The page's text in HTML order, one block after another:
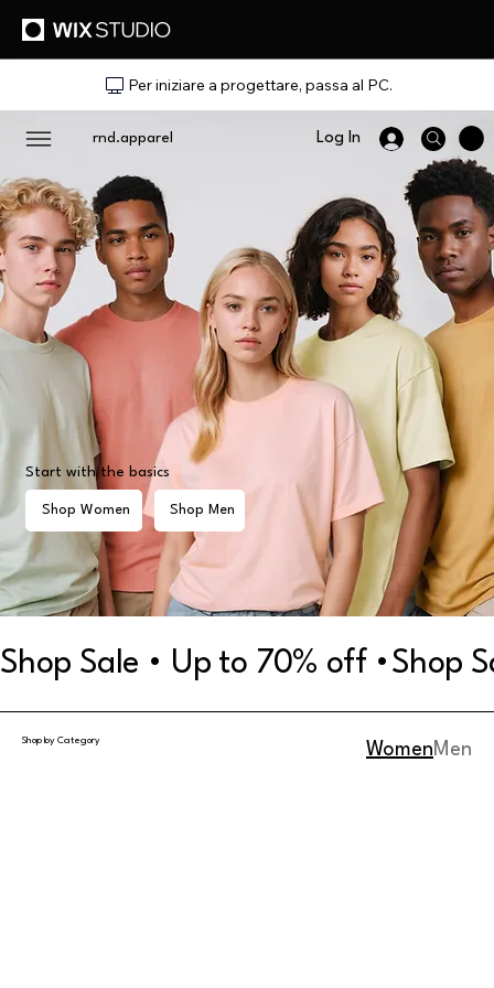
Per iniziare a progettare, passa al PC.